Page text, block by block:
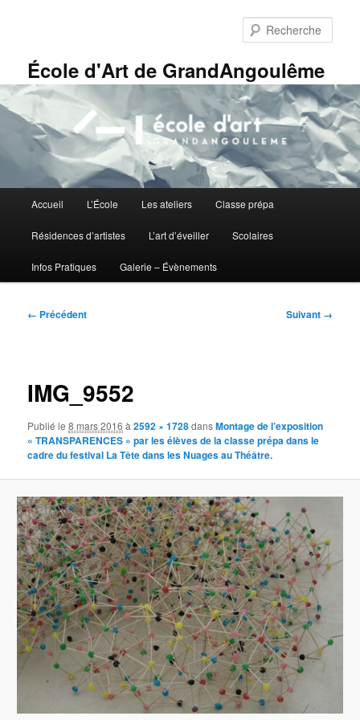
principalÉcole d'Art de GrandAngoulême
principal
Accueil L’École Les ateliers Classe prépa
Résidences d’artistes L’art d’éveiller Scolaires
Infos Pratiques Galerie – Évènements
Navigation
← Précédent Suivant →
IMG_9552
Publié le8 mars 2016 à2592 × 1728dansMontage de l’exposition
« TRANSPARENCES » par les élèves de la classe prépa dans le
cadre du festival La Tête dans les Nuages au Théâtre.